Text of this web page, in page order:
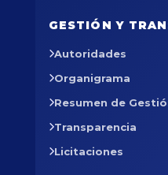
GESTIÓN Y
Autoridades
Organigrama
Resumen de
Transparencia
Licitaciones